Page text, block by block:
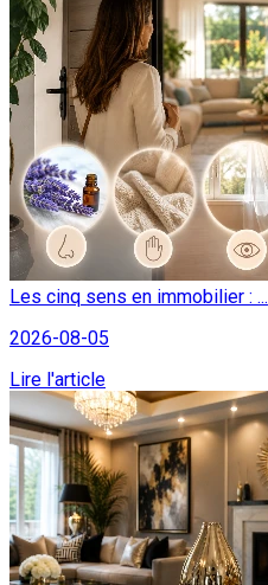
Les cinq sens en immobilier : ...
2026-08-05
Lire l'article